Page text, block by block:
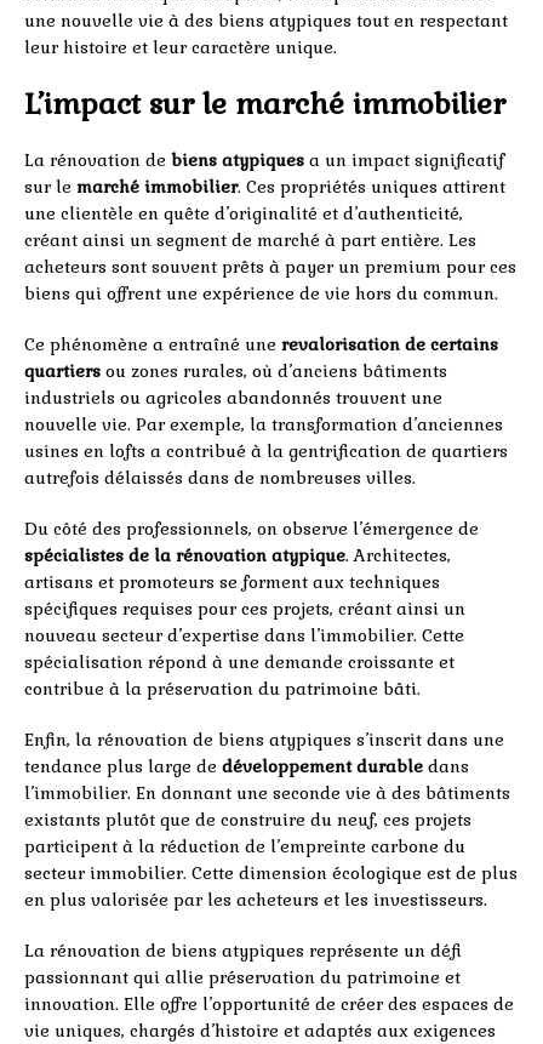
une nouvelle vie à des biens atypiques tout en respectant
leur histoire et leur caractère unique.
L’impact sur le marché immobilier
La rénovation de biens atypiques a un impact significatif
sur le marché immobilier. Ces propriétés uniques attirent
une clientèle en quête d’originalité et d’authenticité,
créant ainsi un segment de marché à part entière. Les
acheteurs sont souvent prêts à payer un premium pour ces
biens qui offrent une expérience de vie hors du commun.
Ce phénomène a entraîné une revalorisation de certains
quartiers ou zones rurales, où d’anciens bâtiments
industriels ou agricoles abandonnés trouvent une
nouvelle vie. Par exemple, la transformation d’anciennes
usines en lofts a contribué à la gentrification de quartiers
autrefois délaissés dans de nombreuses villes.
Du côté des professionnels, on observe l’émergence de
spécialistes de la rénovation atypique. Architectes,
artisans et promoteurs se forment aux techniques
spécifiques requises pour ces projets, créant ainsi un
nouveau secteur d’expertise dans l’immobilier. Cette
spécialisation répond à une demande croissante et
contribue à la préservation du patrimoine bâti.
Enfin, la rénovation de biens atypiques s’inscrit dans une
tendance plus large de développement durable dans
l’immobilier. En donnant une seconde vie à des bâtiments
existants plutôt que de construire du neuf, ces projets
participent à la réduction de l’empreinte carbone du
secteur immobilier. Cette dimension écologique est de plus
en plus valorisée par les acheteurs et les investisseurs.
La rénovation de biens atypiques représente un défi
passionnant qui allie préservation du patrimoine et
innovation. Elle offre l’opportunité de créer des espaces de
vie uniques, chargés d’histoire et adaptés aux exigences